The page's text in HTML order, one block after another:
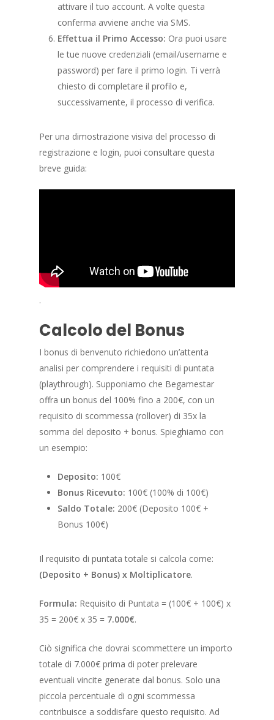
attivare il tuo account. A volte questa
conferma avviene anche via SMS.
Effettua il Primo Accesso: Ora puoi usare
le tue nuove credenziali (email/username e
password) per fare il primo login. Ti verrà
chiesto di completare il profilo e,
successivamente, il processo di verifica.
Per una dimostrazione visiva del processo di
registrazione e login, puoi consultare questa
breve guida:
.
Calcolo del Bonus
I bonus di benvenuto richiedono un’attenta
analisi per comprendere i requisiti di puntata
(playthrough). Supponiamo che Begamestar
offra un bonus del 100% fino a 200€, con un
requisito di scommessa (rollover) di 35x la
somma del deposito + bonus. Spieghiamo con
un esempio:
Deposito: 100€
Bonus Ricevuto: 100€ (100% di 100€)
Saldo Totale: 200€ (Deposito 100€ +
Bonus 100€)
Il requisito di puntata totale si calcola come:
(Deposito + Bonus) x Moltiplicatore.
Formula: Requisito di Puntata = (100€ + 100€) x
35 = 200€ x 35 = 7.000€.
Ciò significa che dovrai scommettere un importo
totale di 7.000€ prima di poter prelevare
eventuali vincite generate dal bonus. Solo una
piccola percentuale di ogni scommessa
contribuisce a soddisfare questo requisito. Ad